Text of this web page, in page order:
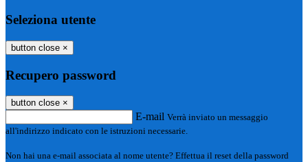
Seleziona utente
button close ×
Recupero password
button close ×
E-mail Verrà inviato un messaggio
all'indirizzo indicato con le istruzioni necessarie.
Non hai una e-mail associata al nome utente? Effettua il reset della password